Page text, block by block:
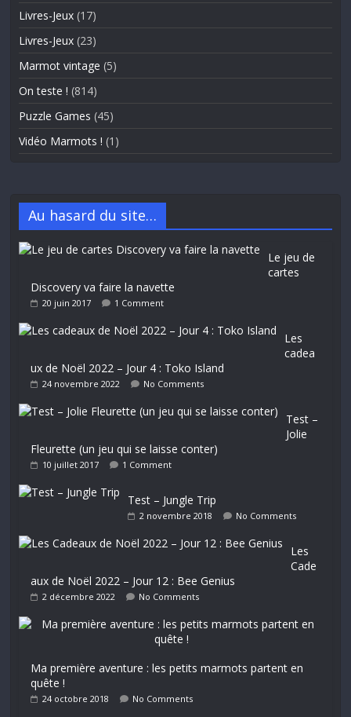
Livres-Jeux (17)
Livres-Jeux (23)
Marmot vintage (5)
On teste ! (814)
Puzzle Games (45)
Vidéo Marmots ! (1)
Au hasard du site…
Le jeu de
cartes
Discovery va faire la navette
20 juin 2017 1 Comment
Les
cadea
ux de Noël 2022 – Jour 4 : Toko Island
24 novembre 2022 No Comments
Test –
Jolie
Fleurette (un jeu qui se laisse conter)
10 juillet 2017 1 Comment
Test – Jungle Trip
2 novembre 2018 No Comments
Les
Cade
aux de Noël 2022 – Jour 12 : Bee Genius
2 décembre 2022 No Comments
Ma première aventure : les petits marmots partent en
quête !
24 octobre 2018 No Comments